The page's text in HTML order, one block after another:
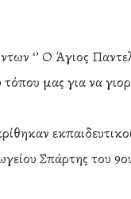
‘’ Ο Άγιος
μας για να
Σπάρτης του